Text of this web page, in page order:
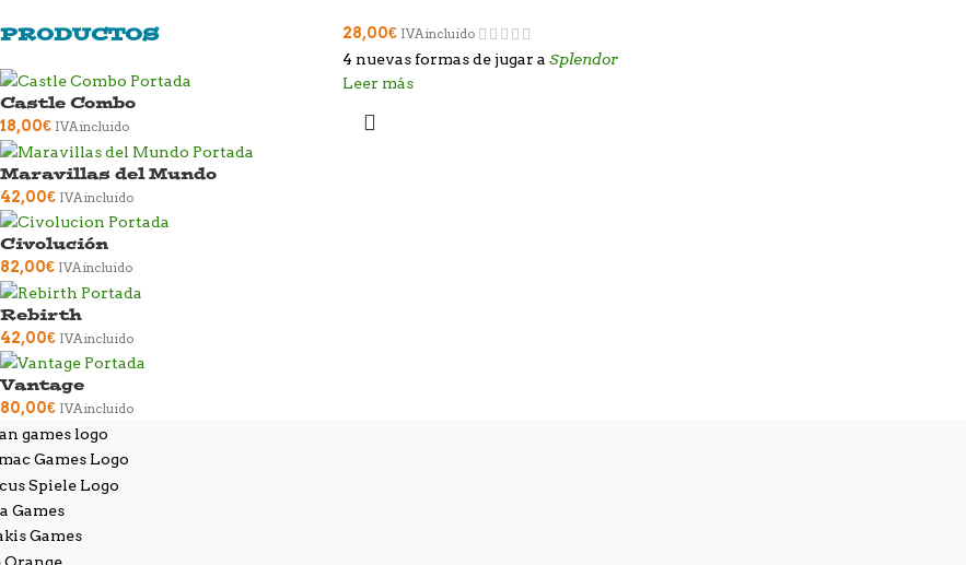
PRODUCTOS
Castle Combo
18,00€ IVA incluido
Maravillas del Mundo
42,00€ IVA incluido
Civolución
82,00€ IVA incluido
Rebirth
42,00€ IVA incluido
Vantage
80,00€ IVA incluido
28,00€ IVA incluido
4 nuevas formas de jugar a Splendor
Leer más